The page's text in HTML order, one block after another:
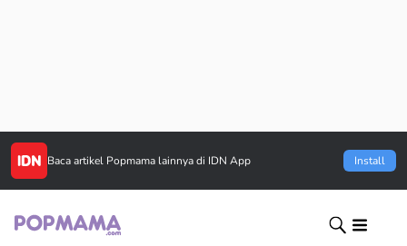
Baca artikel Popmama lainnya di IDN App Install